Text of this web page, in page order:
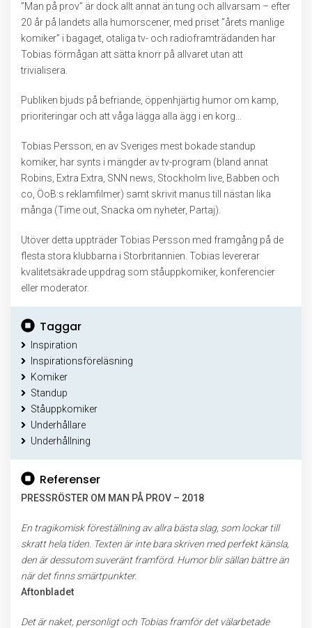
”Man på prov” är dock allt annat än tung och allvarsam – efter
20 år på landets alla humorscener, med priset ”årets manlige
komiker” i bagaget, otaliga tv- och radioframträdanden har
Tobias förmågan att sätta knorr på allvaret utan att
trivialisera.
Publiken bjuds på befriande, öppenhjärtig humor om kamp,
prioriteringar och att våga lägga alla ägg i en korg…
Tobias Persson, en av Sveriges mest bokade standup
komiker, har synts i mängder av tv-program (bland annat
Robins, Extra Extra, SNN news, Stockholm live, Babben och
co, ÖoB:s reklamfilmer) samt skrivit manus till nästan lika
många (Time out, Snacka om nyheter, Partaj).
Utöver detta uppträder Tobias Persson med framgång på de
flesta stora klubbarna i Storbritannien. Tobias levererar
kvalitetsäkrade uppdrag som ståuppkomiker, konferencier
eller moderator.
Taggar
Inspiration
Inspirationsföreläsning
Komiker
Standup
Ståuppkomiker
Underhållare
Underhållning
Referenser
PRESSRÖSTER OM MAN PÅ PROV – 2018
En tragikomisk föreställning av allra bästa slag, som lockar till
skratt hela tiden. Texten är inte bara skriven med perfekt känsla,
den är dessutom suveränt framförd. Humor blir sällan bättre än
när det finns smärtpunkter.
Aftonbladet
Det är naket, personligt och Tobias framför det välarbetade